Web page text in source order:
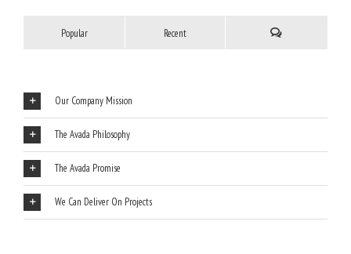
Popular Recent
Our Company Mission
The Avada Philosophy
The Avada Promise
We Can Deliver On Projects